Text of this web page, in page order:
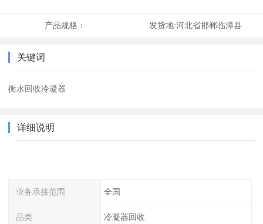
产品规格： 发货地:河北省邯郸临漳县
关键词
衡水回收冷凝器
详细说明
业务承接范围 全国
品类 冷凝器回收